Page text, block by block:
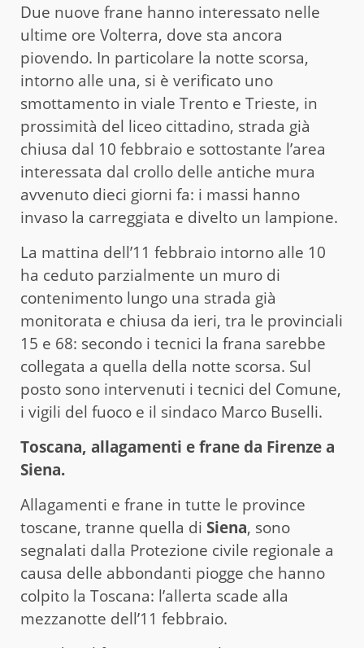
Due nuove frane hanno interessato nelle
ultime ore Volterra, dove sta ancora
piovendo. In particolare la notte scorsa,
intorno alle una, si è verificato uno
smottamento in viale Trento e Trieste, in
prossimità del liceo cittadino, strada già
chiusa dal 10 febbraio e sottostante l’area
interessata dal crollo delle antiche mura
avvenuto dieci giorni fa: i massi hanno
invaso la carreggiata e divelto un lampione.
La mattina dell’11 febbraio intorno alle 10
ha ceduto parzialmente un muro di
contenimento lungo una strada già
monitorata e chiusa da ieri, tra le provinciali
15 e 68: secondo i tecnici la frana sarebbe
collegata a quella della notte scorsa. Sul
posto sono intervenuti i tecnici del Comune,
i vigili del fuoco e il sindaco Marco Buselli.
Toscana, allagamenti e frane da Firenze a
Siena.
Allagamenti e frane in tutte le province
toscane, tranne quella di Siena, sono
segnalati dalla Protezione civile regionale a
causa delle abbondanti piogge che hanno
colpito la Toscana: l’allerta scade alla
mezzanotte dell’11 febbraio.